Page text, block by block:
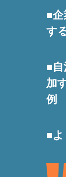
企
す
加
例